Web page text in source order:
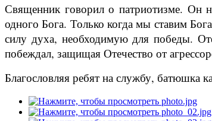
Священник говорил о патриотизме. Он
одного Бога. Только когда мы ставим
силу духа, необходимую для победы.
побеждал, защищая Отечество от
Благословляя ребят на службу, батюшка